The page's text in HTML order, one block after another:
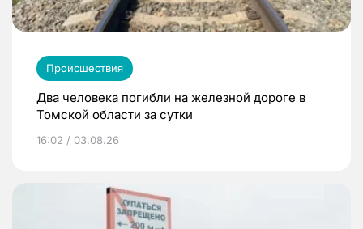
Происшествия
Два человека погибли на железной дороге в
Томской области за сутки
16:02 / 03.08.26